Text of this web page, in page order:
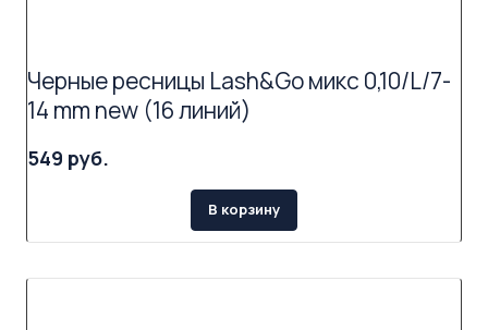
Черные ресницы Lash&Go микс 0,10/L/7-
14 mm new (16 линий)
549 руб.
В корзину